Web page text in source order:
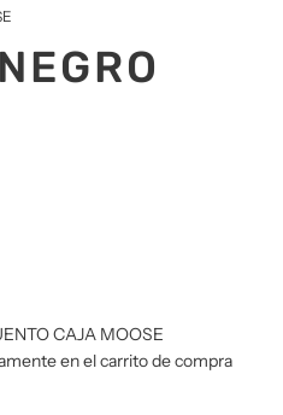
CAJA MOOSE
en el carrito de compra